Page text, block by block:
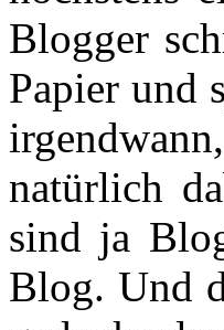
Blogger
Papier und
natürlich
sind ja
Blog. Und